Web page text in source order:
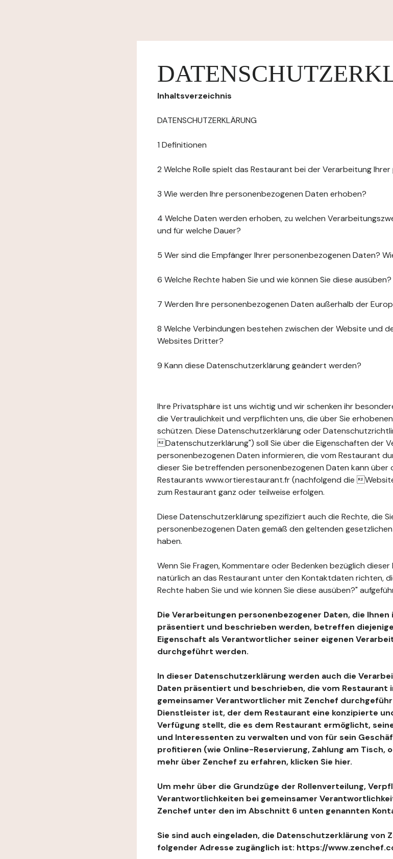
Inhaltsverzeichnis
DATENSCHUTZERKLÄRUNG
1 Definitionen
2 Welche Rolle spielt das Restaurant bei der Verarbeitung
3 Wie werden Ihre personenbezogenen Daten erhoben?
4 Welche Daten werden erhoben, zu welchen
und für welche Dauer?
5 Wer sind die Empfänger Ihrer personenbezogenen Daten?
6 Welche Rechte haben Sie und wie können Sie diese ausüben?
7 Werden Ihre personenbezogenen Daten außerhalb der
8 Welche Verbindungen bestehen zwischen der Website und
Websites Dritter?
9 Kann diese Datenschutzerklärung geändert werden?
Ihre Privatsphäre ist uns wichtig und wir schenken ihr
die Vertraulichkeit und verpflichten uns, die über Sie
schützen. Diese Datenschutzerklärung oder
Datenschutzerklärung") soll Sie über die Eigenschaften der
personenbezogenen Daten informieren, die vom Restaurant
dieser Sie betreffenden personenbezogenen Daten kann über
Restaurants www.ortierestaurant.fr (nachfolgend die
zum Restaurant ganz oder teilweise erfolgen.
Diese Datenschutzerklärung spezifiziert auch die Rechte, die
personenbezogenen Daten gemäß den geltenden
haben.
Wenn Sie Fragen, Kommentare oder Bedenken bezüglich
natürlich an das Restaurant unter den Kontaktdaten richten,
Rechte haben Sie und wie können Sie diese ausüben?"
Die Verarbeitungen personenbezogener Daten, die
präsentiert und beschrieben werden, betreffen
Eigenschaft als Verantwortlicher seiner eigenen
durchgeführt werden.
In dieser Datenschutzerklärung werden auch die
Daten präsentiert und beschrieben, die vom Restaurant
gemeinsamer Verantwortlicher mit Zenchef
Dienstleister ist, der dem Restaurant eine konzipierte
Verfügung stellt, die es dem Restaurant ermöglicht,
und Interessenten zu verwalten und von für sein
profitieren (wie Online-Reservierung, Zahlung am Tisch,
mehr über Zenchef zu erfahren, klicken Sie hier.
Um mehr über die Grundzüge der Rollenverteilung,
Verantwortlichkeiten bei gemeinsamer
Zenchef unter den im Abschnitt 6 unten genannten
Sie sind auch eingeladen, die Datenschutzerklärung von
folgender Adresse zugänglich ist: https://